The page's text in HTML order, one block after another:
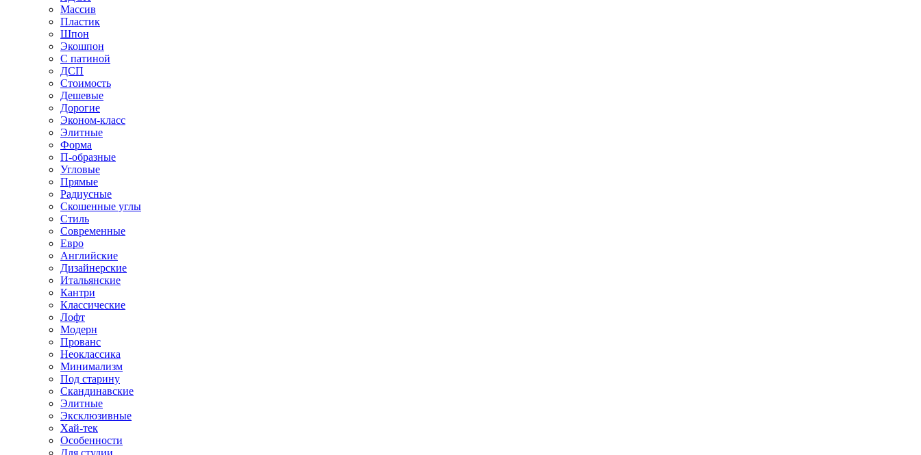
Массив
Пластик
Шпон
Экошпон
С патиной
ДСП
Стоимость
Дешевые
Дорогие
Эконом-класс
Элитные
Форма
П-образные
Угловые
Прямые
Радиусные
Скошенные углы
Стиль
Современные
Евро
Английские
Дизайнерские
Итальянские
Кантри
Классические
Лофт
Модерн
Прованс
Неоклассика
Минимализм
Под старину
Скандинавские
Элитные
Эксклюзивные
Хай-тек
Особенности
Для студии